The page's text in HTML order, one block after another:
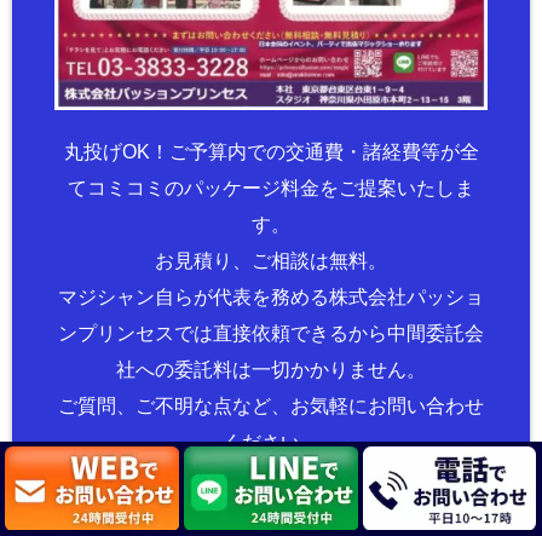
丸投げOK！ご予算内での交通費・諸経費等が全
てコミコミのパッケージ料金をご提案いたしま
す。
お見積り、ご相談は無料。
マジシャン自らが代表を務める株式会社パッショ
ンプリンセスでは直接依頼できるから中間委託会
社への委託料は一切かかりません。
ご質問、ご不明な点など、お気軽にお問い合わせ
ください。